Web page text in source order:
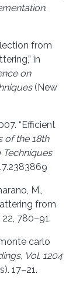
.
from
in
on
(New
“Efficient
of the 18th
M.,
from
22, 780–91.
carlo
Vol. 1204
17–21.